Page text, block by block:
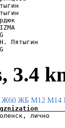
Пятыгин
Сердюк
PBG
С.Н.
3.4
Ж60 ЖБ М12 М14